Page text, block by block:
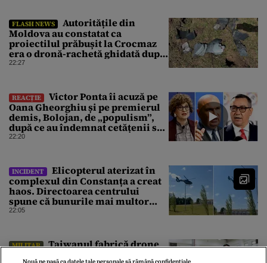
FLASH NEWS
Autoritățile din
Moldova au constatat ca
proiectilul prăbușit la Crocmaz
era o dronă-rachetă ghidată după
finalizarea primei investigații
22:27
REACȚIE
Victor Ponta îi acuză pe
Oana Gheorghiu și pe premierul
demis, Bolojan, de „populism”,
după ce au îndemnat cetățenii să
reducă consumul energetic
22:20
INCIDENT
Elicopterul aterizat în
complexul din Constanța a creat
haos. Directoarea centrului
spune că bunurile mai multor
clienți ar fi dispărut
22:05
MILITAR
⁠Taiwanul fabrică drone
Nouă ne pasă ca datele tale personale să rămână confidențiale